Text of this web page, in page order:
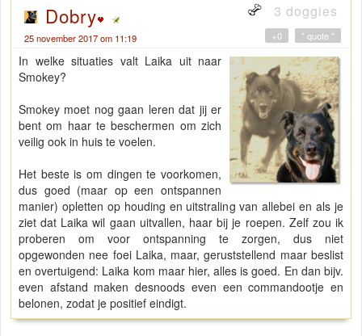
Dobry 3 doggies
25 november 2017 om 11:19 " quote "
+0
In welke situaties valt Laika uit naar
Smokey?
Smokey moet nog gaan leren dat jij er
bent om haar te beschermen om zich
veilig ook in huis te voelen.
Het beste is om dingen te voorkomen,
dus goed (maar op een ontspannen
manier) opletten op houding en uitstraling van allebei en als je
ziet dat Laika wil gaan uitvallen, haar bij je roepen. Zelf zou ik
proberen om voor ontspanning te zorgen, dus niet
opgewonden nee foei Laika, maar, geruststellend maar beslist
en overtuigend: Laika kom maar hier, alles is goed. En dan bijv.
even afstand maken desnoods even een commandootje en
belonen, zodat je positief eindigt.